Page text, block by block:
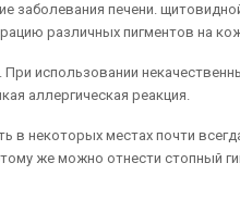
заболевания печени.
различных пигментов на
При использовании
аллергическая реакция.
в некоторых местах почти
же можно отнести стопный